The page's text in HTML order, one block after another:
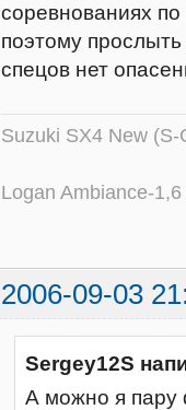
соревнованиях
поэтому
спецов нет
Suzuki SX4 New (S-
Logan Ambiance-
2006-09-03
Sergey12S
А можно я пару